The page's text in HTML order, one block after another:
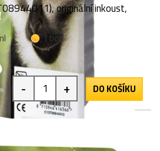
originální inkoust,
1 bod
- + DO KOŠÍKU